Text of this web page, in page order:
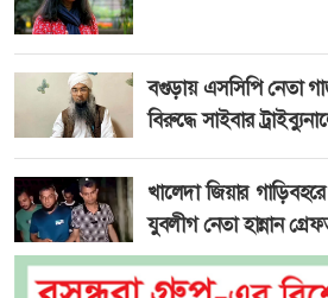
বগুড়ায় এসসিপি নেতা
বিরুদ্ধে সাইবার
খালেদা জিয়ার
যুবলীগ নেতা হান্নান